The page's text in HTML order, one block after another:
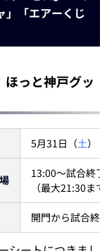
」「エアーくじ
ほっと神戸グッ
5月31日（土）
13:00～試合終
（最大21:30ま
開門から試合終